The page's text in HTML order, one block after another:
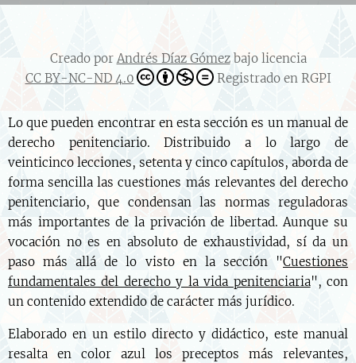
Creado porAndrés Díaz Gómezbajo licencia
CC BY-NC-ND 4.0
Registrado en RGPI
Lo que pueden encontrar en esta sección es un manual de
derecho penitenciario. Distribuido a lo largo de
veinticinco lecciones, setenta y cinco capítulos, aborda de
forma sencilla las cuestiones más relevantes del derecho
penitenciario, que condensan las normas reguladoras
más importantes de la privación de libertad. Aunque su
vocación no es en absoluto de exhaustividad, sí da un
paso más allá de lo visto en la sección "Cuestiones
fundamentales del derecho y la vida penitenciaria", con
un contenido extendido de carácter más jurídico.
Elaborado en un estilo directo y didáctico, este manual
resalta en color azul los preceptos más relevantes,